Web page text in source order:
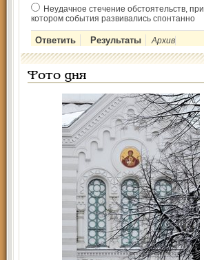
Неудачное стечение обстоятельств, при
котором события развивались спонтанно
Архив
Фото дня